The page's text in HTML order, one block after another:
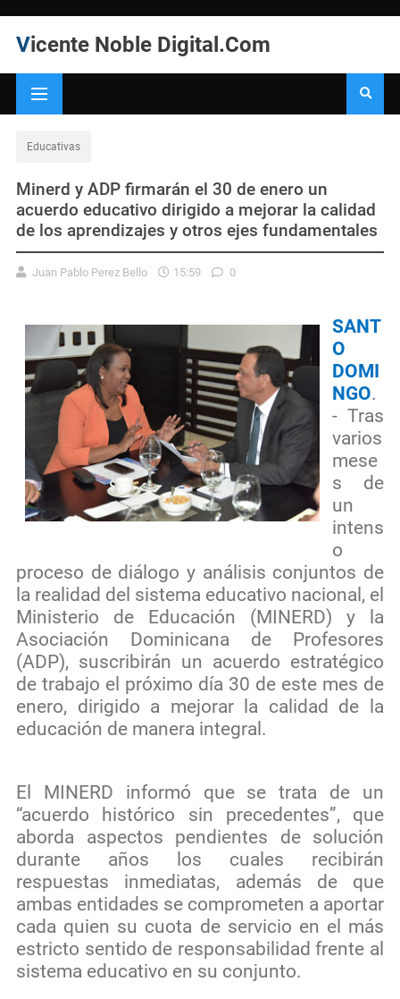
Vicente Noble Digital.Com
Educativas
Minerd y ADP firmarán el 30 de enero un
acuerdo educativo dirigido a mejorar la calidad
de los aprendizajes y otros ejes fundamentales
Juan Pablo Perez Bello 15:59 0
SANT
O
DOMI
NGO.
- Tras
varios
mese
s de
un
intens
o
proceso de diálogo y análisis conjuntos de
la realidad del sistema educativo nacional, el
Ministerio de Educación (MINERD) y la
Asociación Dominicana de Profesores
(ADP), suscribirán un acuerdo estratégico
de trabajo el próximo día 30 de este mes de
enero, dirigido a mejorar la calidad de la
educación de manera integral.
El MINERD informó que se trata de un
“acuerdo histórico sin precedentes”, que
aborda aspectos pendientes de solución
durante años los cuales recibirán
respuestas inmediatas, además de que
ambas entidades se comprometen a aportar
cada quien su cuota de servicio en el más
estricto sentido de responsabilidad frente al
sistema educativo en su conjunto.